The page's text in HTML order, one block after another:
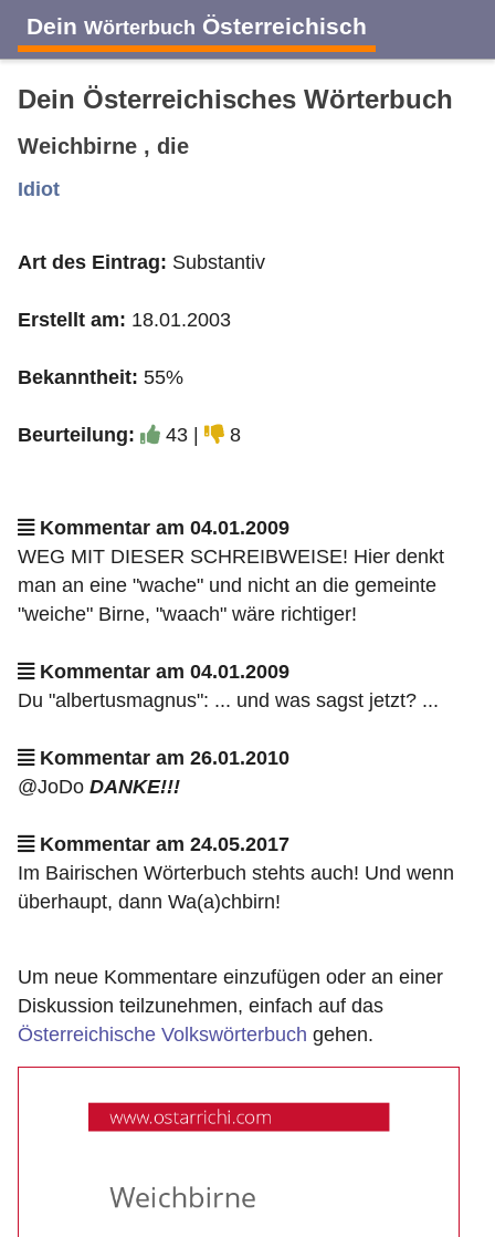
Dein Wörterbuch Österreichisch
A
J K L M N
Dein Österreichisches Wörterbuch
Weichbirne , die
Idiot
Art des Eintrag: Substantiv
Erstellt am: 18.01.2003
Bekanntheit: 55%
Beurteilung: 43 | 8
Kommentar am 04.01.2009
WEG MIT DIESER SCHREIBWEISE! Hier denkt
man an eine "wache" und nicht an die gemeinte
"weiche" Birne, "waach" wäre richtiger!
Kommentar am 04.01.2009
Du "albertusmagnus": ... und was sagst jetzt? ...
Kommentar am 26.01.2010
@JoDo DANKE!!!
Kommentar am 24.05.2017
Im Bairischen Wörterbuch stehts auch! Und wenn
überhaupt, dann Wa(a)chbirn!
Um neue Kommentare einzufügen oder an einer
Diskussion teilzunehmen, einfach auf das
Österreichische Volkswörterbuch gehen.